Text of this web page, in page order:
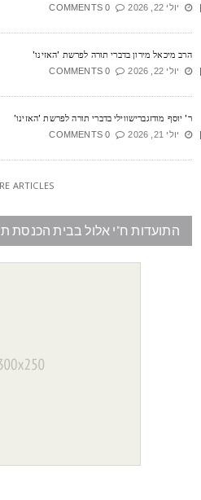
יולי 22, 2026 0 COMMENTS
מיכאל מירון בדברי תורה לפרשת 'האזינו'
יולי 22, 2026 0 COMMENTS
יוסף מודזגברישווילי בדברי תורה לפרשת 'האזינו'
יולי 21, 2026 0 COMMENTS
ARTICLES
התועדות ח"י אלול בבית הכנסת